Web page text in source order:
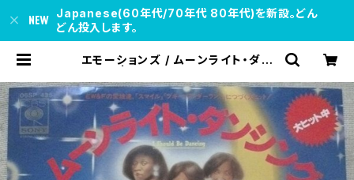
Japanese(60年代/70年代 80年代)を新設。どん
どん投入します。
エモーションズ / ムーンライト・ダン